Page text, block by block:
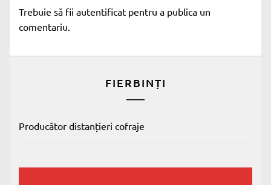
Trebuie să fii autentificat pentru a publica un
comentariu.
FIERBINȚI
Producător distanțieri cofraje